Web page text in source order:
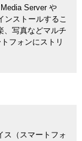
Server や
ンストールするこ
、写真などマルチ
フォンにストリ
ス（スマートフォ